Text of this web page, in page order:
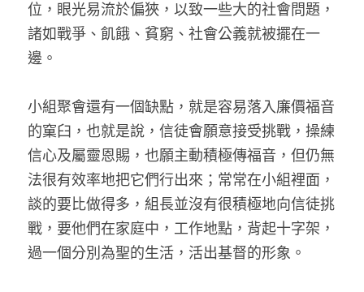
位，眼光易流於偏狹，以致一些大的社會問題，
諸如戰爭、飢餓、貧窮、社會公義就被擺在一
邊。
小組聚會還有一個缺點，就是容易落入廉價福音
的窠臼，也就是說，信徒會願意接受挑戰，操練
信心及屬靈恩賜，也願主動積極傳福音，但仍無
法很有效率地把它們行出來；常常在小組裡面，
談的要比做得多，組長並沒有很積極地向信徒挑
戰，要他們在家庭中，工作地點，背起十字架，
過一個分別為聖的生活，活出基督的形象。